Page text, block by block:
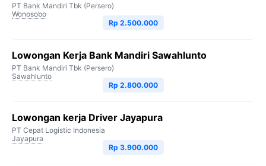
PT Bank Mandiri Tbk (Persero)
Wonosobo
Rp 2.500.000
Lowongan Kerja Bank Mandiri Sawahlunto
PT Bank Mandiri Tbk (Persero)
Sawahlunto
Rp 2.800.000
Lowongan kerja Driver Jayapura
PT Cepat Logistic Indonesia
Jayapura
Rp 3.900.000